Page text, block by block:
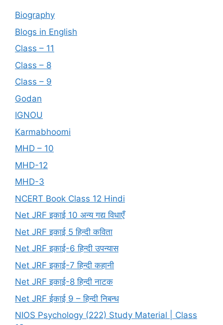
Biography
Blogs in English
Class – 11
Class – 8
Class – 9
Godan
IGNOU
Karmabhoomi
MHD – 10
MHD-12
MHD-3
NCERT Book Class 12 Hindi
Net JRF इकाई 10 अन्य गद्य विधाएँ
Net JRF इकाई 5 हिन्दी कविता
Net JRF इकाई-6 हिन्दी उपन्यास
Net JRF इकाई-7 हिन्दी कहानी
Net JRF इकाई-8 हिन्दी नाटक
Net JRF ईकाई 9 – हिन्दी निबन्ध
NIOS Psychology (222) Study Material | Class